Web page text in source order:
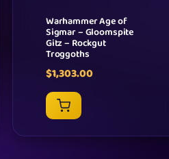
Warhammer Age of
Sigmar – Gloomspite
Gitz – Rockgut
Troggoths
$1,303.00